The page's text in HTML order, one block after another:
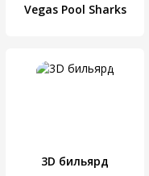
Vegas Pool Sharks
3D бильярд